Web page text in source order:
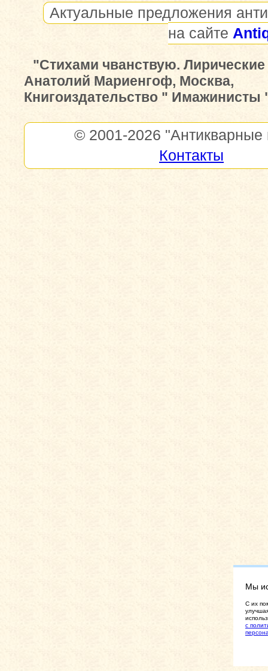
Актуальные предложения
на сайте
"Стихами чванствую.
Анатолий Мариенгоф, Москва,
Книгоиздательство " Имажинисты
© 2001-2026 "Антикварные
Контакты
Мы
C их
с